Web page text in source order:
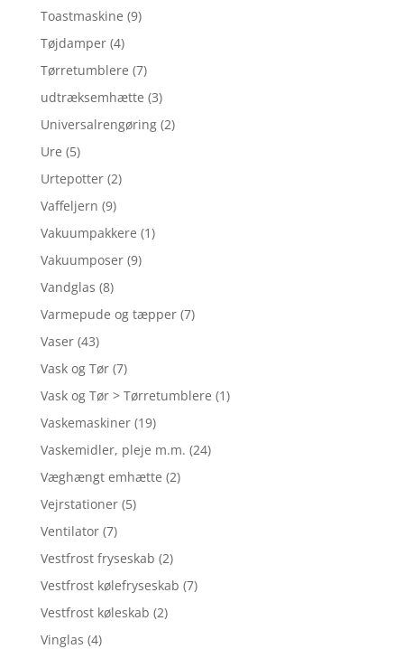
Toastmaskine (9)
Tøjdamper (4)
Tørretumblere (7)
udtræksemhætte (3)
Universalrengøring (2)
Ure (5)
Urtepotter (2)
Vaffeljern (9)
Vakuumpakkere (1)
Vakuumposer (9)
Vandglas (8)
Varmepude og tæpper (7)
Vaser (43)
Vask og Tør (7)
Vask og Tør > Tørretumblere (1)
Vaskemaskiner (19)
Vaskemidler, pleje m.m. (24)
Væghængt emhætte (2)
Vejrstationer (5)
Ventilator (7)
Vestfrost fryseskab (2)
Vestfrost kølefryseskab (7)
Vestfrost køleskab (2)
Vinglas (4)